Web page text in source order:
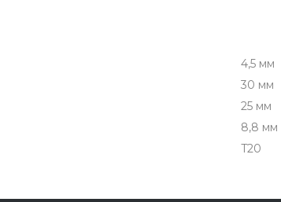
4,5 мм
30 мм
25 мм
8,8 мм
T20